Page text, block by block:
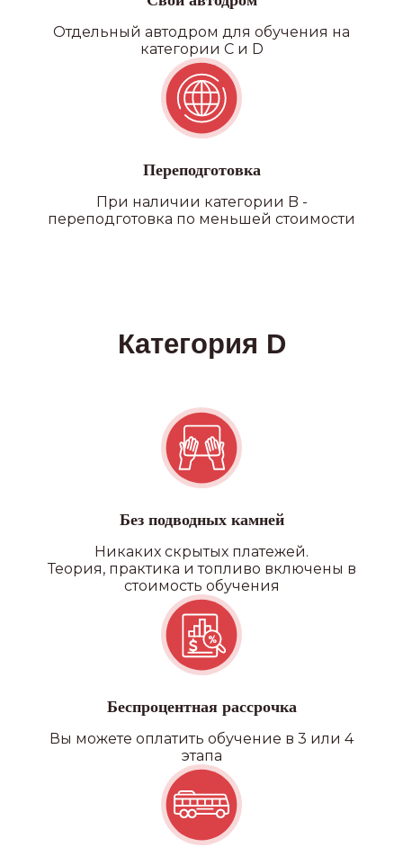
Отдельный автодром для обучения на
категории C и D
Переподготовка
При наличии категории B -
переподготовка по меньшей стоимости
Без подводных камней
Никаких скрытых платежей.
Теория, практика и топливо включены в
стоимость обучения
Беспроцентная рассрочка
Вы можете оплатить обучение в 3 или 4
этапа